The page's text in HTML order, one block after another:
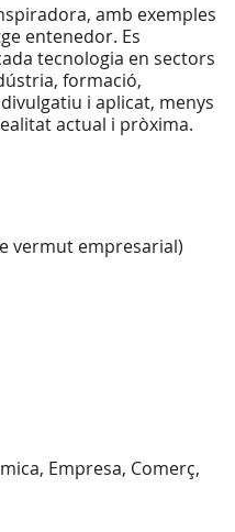
amb exemples
entenedor. Es
tecnologia en sectors
formació,
i aplicat, menys
actual i pròxima.
vermut empresarial)
Empresa, Comerç,